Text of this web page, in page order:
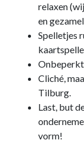
relaxen
en
Spelletjes
Cliché,
Tilburg.
Last, but
vorm!